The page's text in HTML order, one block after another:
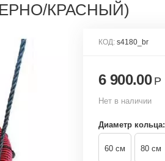
КРАСНЫЙ)
КОД: s4180_br
6 900.00 Р
Нет в наличии
Диаметр кольца:
60 см 80 см